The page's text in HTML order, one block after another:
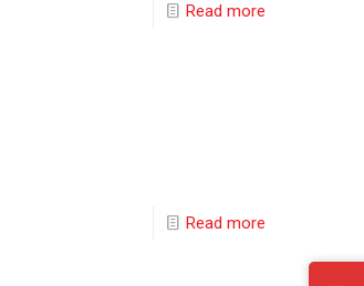
Read more
Read more